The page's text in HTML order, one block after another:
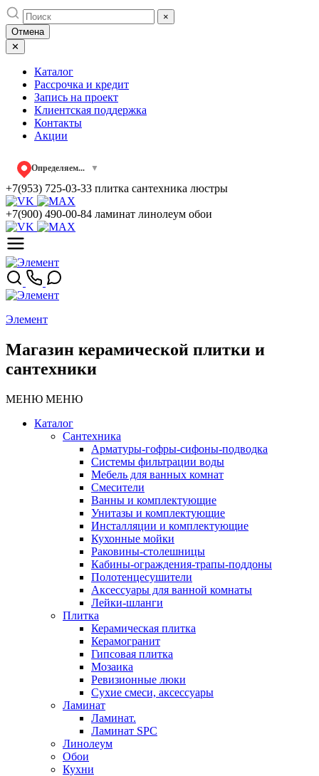
Skip
to
content
×
Отмена
✕
Каталог
Рассрочка и кредит
Запись на проект
Клиентская поддержка
Контакты
Акции
Определяем... ▼
+7(953) 725-03-33 плитка сантехника люстры
+7(900) 490-00-84 ламинат линолеум обои
Элемент
Магазин керамической плитки и
сантехники
МЕНЮ МЕНЮ
Каталог
Сантехника
Арматуры-гофры-сифоны-подводка
Системы фильтрации воды
Мебель для ванных комнат
Смесители
Ванны и комплектующие
Унитазы и комплектующие
Инсталляции и комплектующие
Кухонные мойки
Раковины-столешницы
Кабины-ограждения-трапы-поддоны
Полотенцесушители
Аксессуары для ванной комнаты
Лейки-шланги
Плитка
Керамическая плитка
Керамогранит
Гипсовая плитка
Мозаика
Ревизионные люки
Сухие смеси, аксессуары
Ламинат
Ламинат.
Ламинат SPC
Линолеум
Обои
Кухни